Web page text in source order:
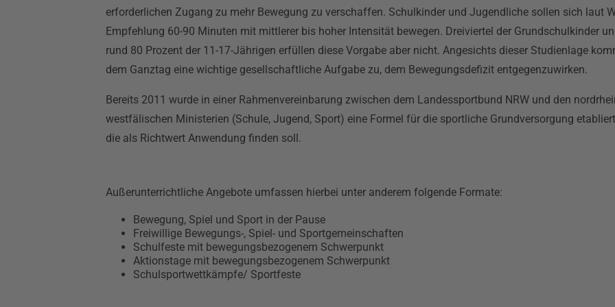
erforderlichen Zugang zu mehr Bewegung zu verschaffen. Schulkinder und Jugendliche sollen sich laut
Empfehlung 60-90 Minuten mit mittlerer bis hoher Intensität bewegen. Dreiviertel der Grundschulkinder
rund 80 Prozent der 11-17-Jährigen erfüllen diese Vorgabe aber nicht. Angesichts dieser Studienlage
dem Ganztag eine wichtige gesellschaftliche Aufgabe zu, dem Bewegungsdefizit entgegenzuwirken.
Bereits 2011 wurde in einer Rahmenvereinbarung zwischen dem Landessportbund NRW und den
westfälischen Ministerien (Schule, Jugend, Sport) eine Formel für die sportliche Grundversorgung
die als Richtwert Anwendung finden soll.
Außerunterrichtliche Angebote umfassen hierbei unter anderem folgende Formate:
Bewegung, Spiel und Sport in der Pause
Freiwillige Bewegungs-, Spiel- und Sportgemeinschaften
Schulfeste mit bewegungsbezogenem Schwerpunkt
Aktionstage mit bewegungsbezogenem Schwerpunkt
Schulsportwettkämpfe/ Sportfeste